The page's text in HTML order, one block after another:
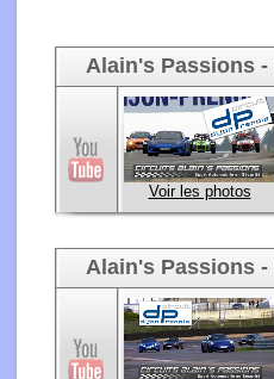
Alain's Passions -
Voir les photos
Alain's Passions -